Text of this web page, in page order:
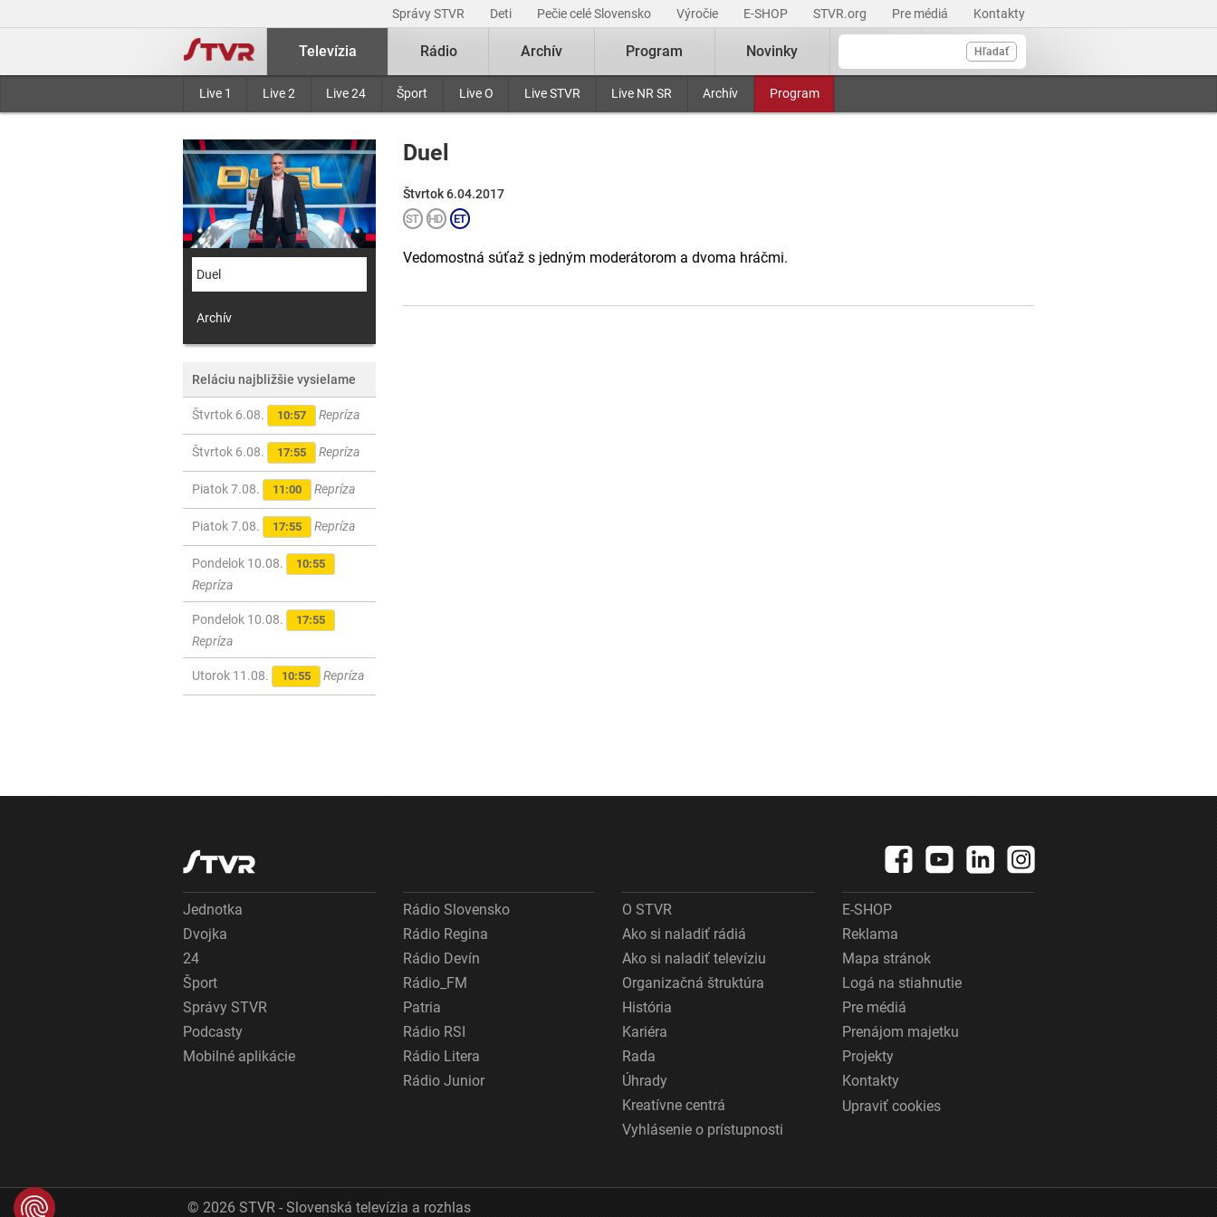
Správy STVR Deti Pečie celé Slovensko Výročie E-SHOP STVR.org Pre médiá Kontakty
Hľadať
Televízia
Live 1 Live 2 Live 24 Šport Live O Live STVR Live NR SR Archív Program
Rádio Archív Program Novinky
Duel
Archív
Reláciu najbližšie vysielame
Štvrtok 6.08. 10:57 Repríza
Štvrtok 6.08. 17:55 Repríza
Piatok 7.08. 11:00 Repríza
Piatok 7.08. 17:55 Repríza
Pondelok 10.08. 10:55
Repríza
Pondelok 10.08. 17:55
Repríza
Utorok 11.08. 10:55 Repríza
Duel
Štvrtok 6.04.2017
Vedomostná súťaž s jedným moderátorom a dvoma hráčmi.
Jednotka
Dvojka
24
Šport
Správy STVR
Podcasty
Mobilné aplikácie
Rádio Slovensko
Rádio Regina
Rádio Devín
Rádio_FM
Patria
Rádio RSI
Rádio Litera
Rádio Junior
O STVR
Ako si naladiť rádiá
Ako si naladiť televíziu
Organizačná štruktúra
História
Kariéra
Rada
Úhrady
Kreatívne centrá
Vyhlásenie o prístupnosti
E-SHOP
Reklama
Mapa stránok
Logá na stiahnutie
Pre médiá
Prenájom majetku
Projekty
Kontakty
Upraviť cookies
© 2026 STVR - Slovenská televízia a rozhlas